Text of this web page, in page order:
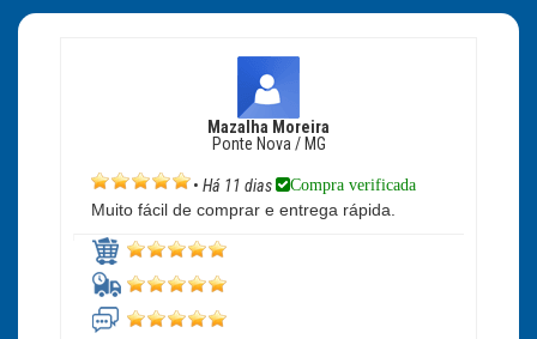
Mazalha Moreira
Ponte Nova / MG
• Há 11 dias Compra verificada
Muito fácil de comprar e entrega rápida.